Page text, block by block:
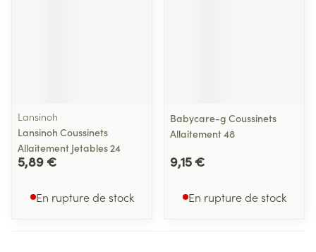
Lansinoh
Lansinoh Coussinets
Allaitement Jetables 24
5,89 €
En rupture de stock
Babycare-g Coussinets
Allaitement 48
9,15 €
En rupture de stock